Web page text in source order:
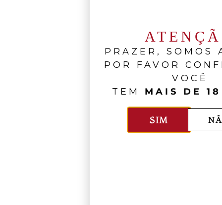
PRAZER, SOMOS
POR FAVOR
VOCÊ
TEM MAIS DE
SIM